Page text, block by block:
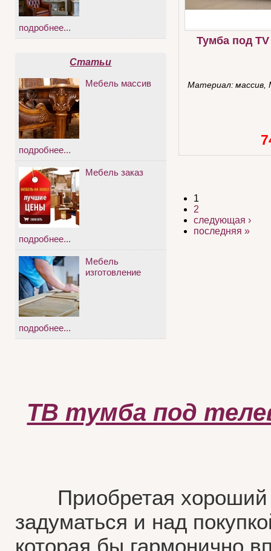
Тумба под
Материал:
1
2
следующая ›
последняя »
подробнее...
Статьи
Мебель массив
подробнее...
Мебель заказ
подробнее...
Мебель
изготовление
подробнее...
ТВ тумба под
Приобретая хороший
задуматься и над
которая бы гармонично